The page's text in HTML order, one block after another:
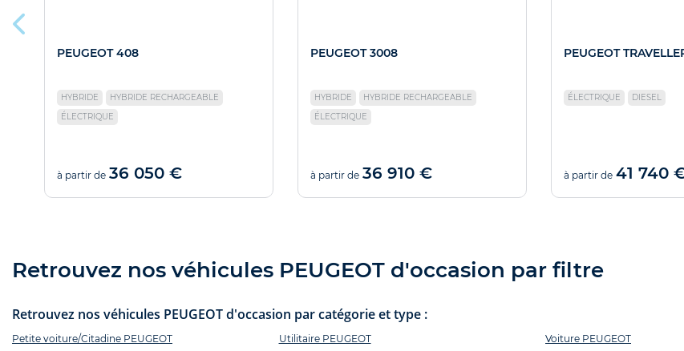
PEUGEOT 408
HYBRIDE
HYBRIDE RECHARGEABLE
ÉLECTRIQUE
à partir de 36 050 €
PEUGEOT 3008
HYBRIDE
HYBRIDE RECHARGEABLE
ÉLECTRIQUE
à partir de 36 910 €
PEUGEOT
ÉLECTRIQUE DIESEL
à partir de 41 740
Retrouvez nos véhicules PEUGEOT d'occasion par filtre
Retrouvez nos véhicules PEUGEOT d'occasion par catégorie et type :
Petite voiture/Citadine PEUGEOT Utilitaire PEUGEOT Voiture PEUGEOT